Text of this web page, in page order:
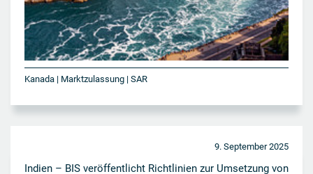
Kanada | Marktzulassung | SAR
9. September 2025
Indien – BIS veröffentlicht Richtlinien zur Umsetzung von